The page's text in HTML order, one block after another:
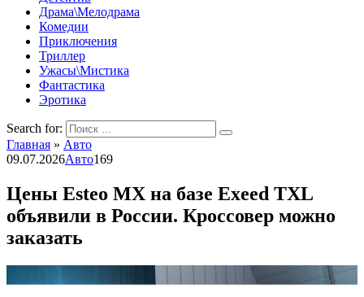
Драма\Мелодрама
Комедии
Приключения
Триллер
Ужасы\Мистика
Фантастика
Эротика
Search for:
Главная » Авто
09.07.2026Авто169
Цены Esteo MX на базе Exeed TXL
объявили в России. Кроссовер можно
заказать